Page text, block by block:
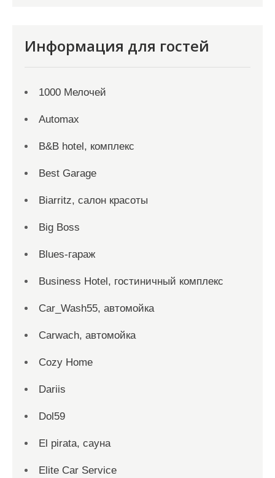
Информация для гостей
1000 Мелочей
Automax
B&B hotel, комплекс
Best Garage
Biarritz, салон красоты
Big Boss
Blues-гараж
Business Hotel, гостиничный комплекс
Car_Wash55, автомойка
Carwach, автомойка
Cozy Home
Dariis
Dol59
El pirata, сауна
Elite Car Service